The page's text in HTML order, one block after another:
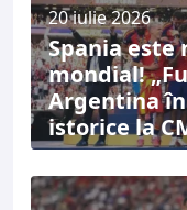
20 iulie 2026
Spania
mondial!
Argentina
istorice la